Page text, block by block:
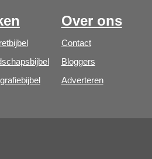
Over ons
Contact
Bloggers
Adverteren